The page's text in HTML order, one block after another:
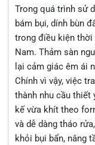
khí hậu ẩm ướt.
Thảm lót sàn 360
Phủ kín toàn
May thủ công tỉ
Cách âm, cách
Dễ tháo vệ sinh
Phù hợp: Chủ
diện nội thất VF6.
Trong quá trình sử
bám bụi, dính bùn
trong điều kiện
Nam. Thảm sàn
lại cảm giác êm ái
Chính vì vậy, việc
thành nhu cầu thiết
kế vừa khít theo
và dễ dàng tháo
khỏi bụi bẩn, nâng